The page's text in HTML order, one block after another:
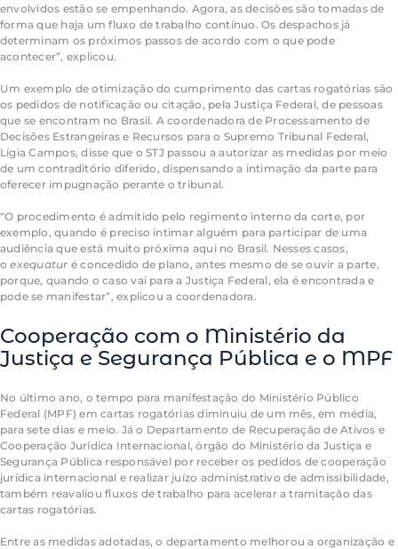
envolvidos estão se empenhando. Agora, as decisões são tomadas de
forma que haja um fluxo de trabalho contínuo. Os despachos já
determinam os próximos passos de acordo com o que pode
acontecer”, explicou.
Um exemplo de otimização do cumprimento das cartas rogatórias são
os pedidos de notificação ou citação, pela Justiça Federal, de pessoas
que se encontram no Brasil. A coordenadora de Processamento de
Decisões Estrangeiras e Recursos para o Supremo Tribunal Federal,
Lígia Campos, disse que o STJ passou a autorizar as medidas por meio
de um contraditório diferido, dispensando a intimação da parte para
oferecer impugnação perante o tribunal.
“O procedimento é admitido pelo regimento interno da corte, por
exemplo, quando é preciso intimar alguém para participar de uma
audiência que está muito próxima aqui no Brasil. Nesses casos,
oexequatur é concedido de plano, antes mesmo de se ouvir a parte,
porque, quando o caso vai para a Justiça Federal, ela é encontrada e
pode se manifestar”, explicou a coordenadora.
Cooperação com o Ministério da
Justiça e Segurança Pública e o MPF
No último ano, o tempo para manifestação do Ministério Público
Federal (MPF) em cartas rogatórias diminuiu de um mês, em média,
para sete dias e meio. Já o Departamento de Recuperação de Ativos e
Cooperação Jurídica Internacional, órgão do Ministério da Justiça e
Segurança Pública responsável por receber os pedidos de cooperação
jurídica internacional e realizar juízo administrativo de admissibilidade,
também reavaliou fluxos de trabalho para acelerar a tramitação das
cartas rogatórias.
Entre as medidas adotadas, o departamento melhorou a organização e